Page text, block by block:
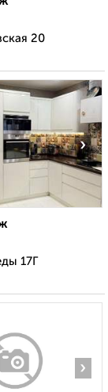
20
›
17Г
›